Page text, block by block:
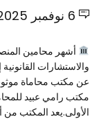
6 نوفمبر 2025
أشهر محامين
والاستشارات
عن مكتب محاماة
مكتب رامي عبيد
الأولى.يعد المكتب من